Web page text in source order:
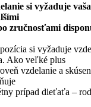
si vyžaduje
zručnosťami
si vyžaduje
Ako veľké plus
vzdelanie a
prípad dieťaťa –